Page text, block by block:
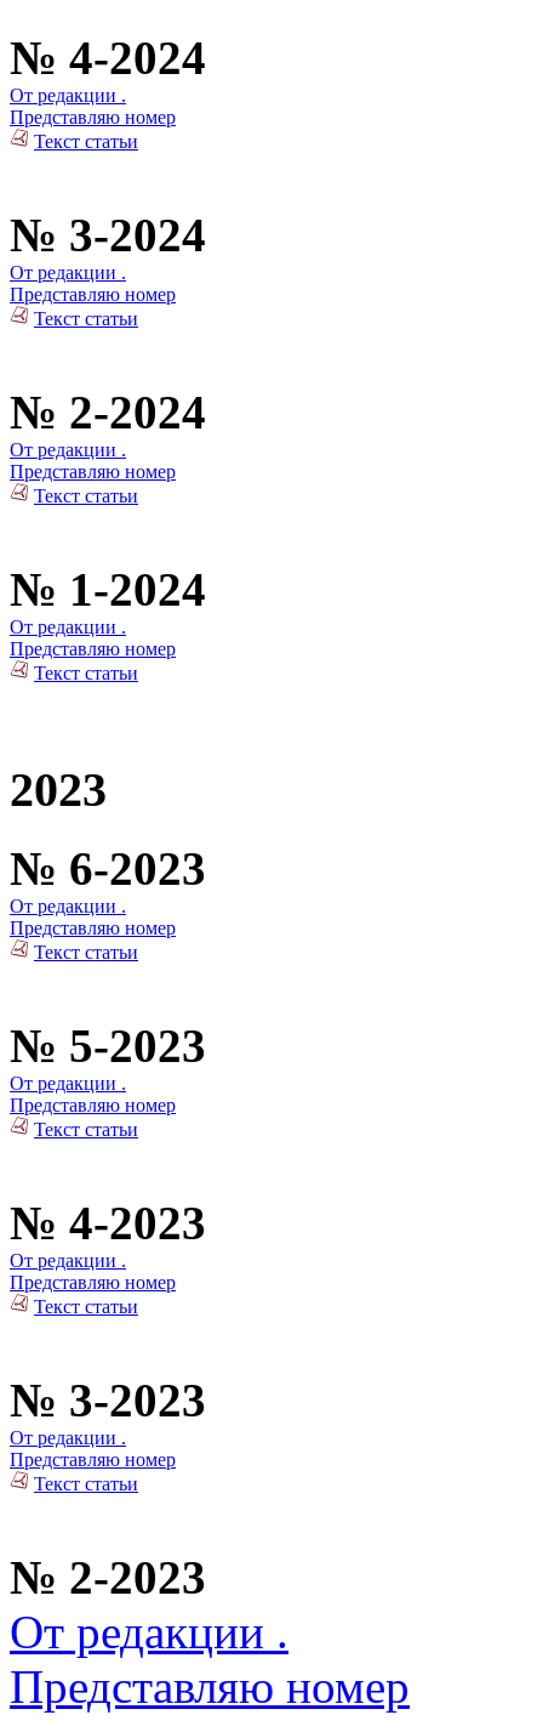
№ 4-2024
От редакции .
Представляю номер
Текст статьи
№ 3-2024
От редакции .
Представляю номер
Текст статьи
№ 2-2024
От редакции .
Представляю номер
Текст статьи
№ 1-2024
От редакции .
Представляю номер
Текст статьи
2023
№ 6-2023
От редакции .
Представляю номер
Текст статьи
№ 5-2023
От редакции .
Представляю номер
Текст статьи
№ 4-2023
От редакции .
Представляю номер
Текст статьи
№ 3-2023
От редакции .
Представляю номер
Текст статьи
№ 2-2023
От редакции .
Представляю номер